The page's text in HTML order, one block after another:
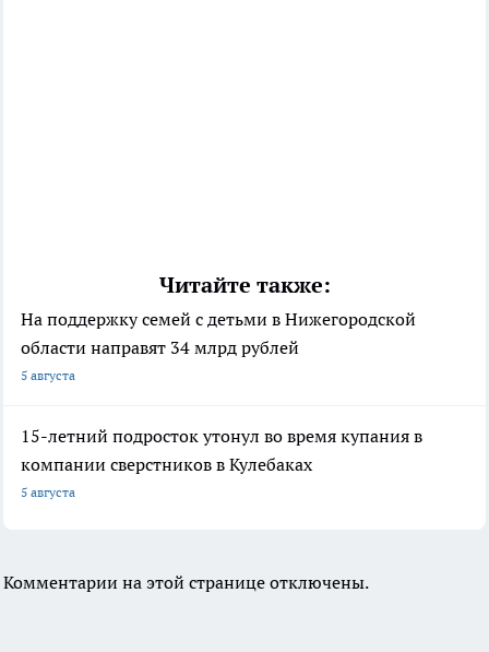
Читайте также:
На поддержку семей с детьми в Нижегородской
области направят 34 млрд рублей
5 августа
15-летний подросток утонул во время купания в
компании сверстников в Кулебаках
5 августа
Комментарии на этой странице отключены.